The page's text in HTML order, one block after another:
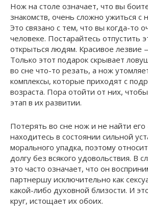
Нож на столе означает, что вы
знакомств, очень сложно ужиться
Это связано с тем, что вы когда-то
человеке. Постарайтесь отпустить
открыться людям. Красивое лезвие
Только этот подарок скрывает
во сне что-то резать, а нож
комплексы, которые приходят с
возраста. Пора отойти от них,
этап в их развитии.
Потерять во сне нож и не найти
находитесь в состоянии сильной
морального упадка, поэтому
долгу без всякого удовольствия. В
это часто означает, что он
партнершу исключительно как
какой-либо духовной близости. И
круг, истощает их обоих.